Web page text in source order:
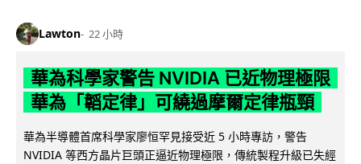
Lawton 22 小時
華為科學家警告 NVIDIA 已近物理極限
華為「韜定律」可繞過摩爾定律瓶頸
華為半導體首席科學家廖恒罕見接受近 5 小時專訪，警告
NVIDIA 等西方晶片巨頭正逼近物理極限，傳統製程升級已失經